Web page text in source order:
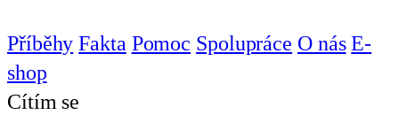
Příběhy Fakta Pomoc Spolupráce O nás E-
shop
Cítím se